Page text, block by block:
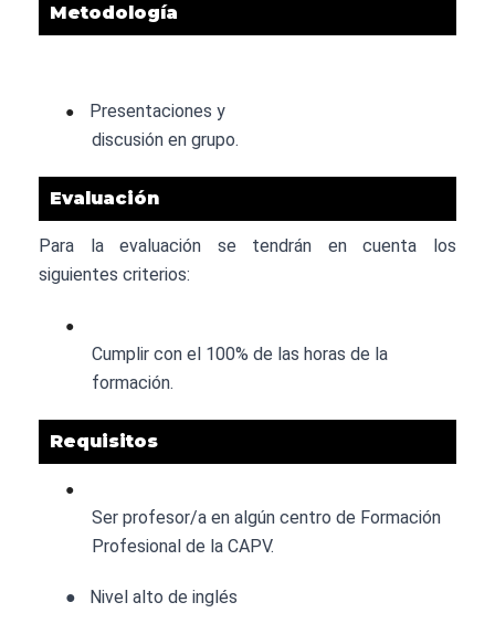
Metodología
●
Presentaciones y
discusión en grupo.
Evaluación
Para la evaluación se tendrán en cuenta los
siguientes criterios:
●
Cumplir con el 100% de las horas de la
formación.
Requisitos
●
Ser profesor/a en algún centro de Formación
Profesional de la CAPV.
● Nivel alto de inglés